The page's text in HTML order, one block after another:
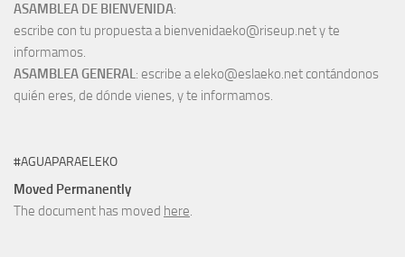
ASAMBLEA DE BIENVENIDA:
escribe con tu propuesta a bienvenidaeko@riseup.net y te
informamos.
ASAMBLEA GENERAL: escribe a eleko@eslaeko.net contándonos
quién eres, de dónde vienes, y te informamos.
#AGUAPARAELEKO
Moved Permanently
The document has moved here.